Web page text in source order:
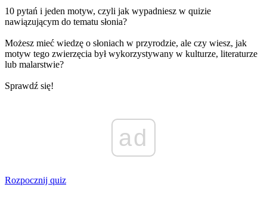
10 pytań i jeden motyw, czyli jak wypadniesz w quizie
nawiązującym do tematu słonia?
Możesz mieć wiedzę o słoniach w przyrodzie, ale czy wiesz, jak
motyw tego zwierzęcia był wykorzystywany w kulturze, literaturze
lub malarstwie?
Sprawdź się!
ad
Rozpocznij quiz